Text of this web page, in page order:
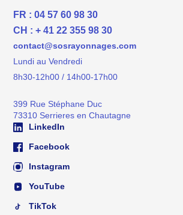
FR : 04 57 60 98 30
CH : + 41 22 355 98 30
contact@sosrayonnages.com
Lundi au Vendredi
8h30-12h00 / 14h00-17h00
399 Rue Stéphane Duc
73310 Serrieres en Chautagne
LinkedIn
Facebook
Instagram
YouTube
TikTok